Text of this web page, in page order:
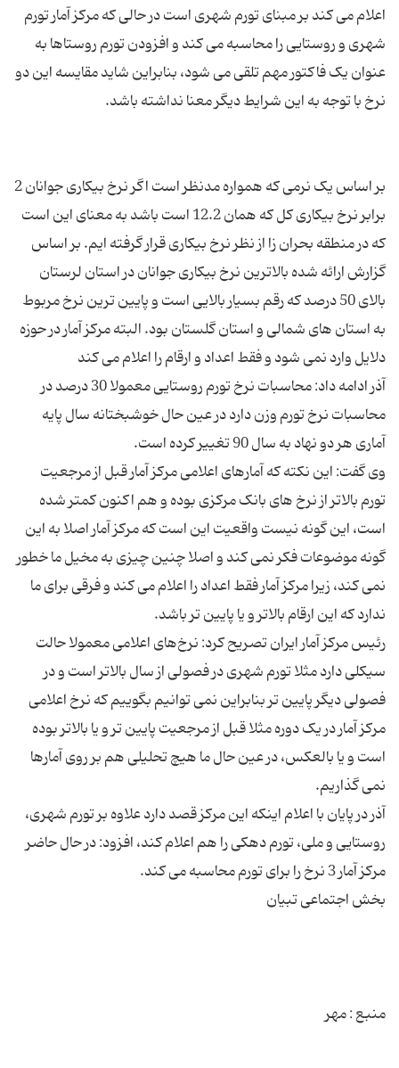
اعلام می کند بر مبنای تورم شهری است در حالی که مرکز آمار تورم
شهری و روستایی را محاسبه می کند و افزودن تورم روستاها به
عنوان یک فاکتور مهم تلقی می شود، بنابراین شاید مقایسه این دو
بر اساس یک نرمی که همواره مدنظر است اگر نرخ بیکاری جوانان 2
برابر نرخ بیکاری کل که همان 12.2 است باشد به معنای این است
که در منطقه بحران زا از نظر نرخ بیکاری قرار گرفته ایم. بر اساس
گزارش ارائه شده بالاترین نرخ بیکاری جوانان در استان لرستان
بالای 50 درصد که رقم بسیار بالایی است و پایین ترین نرخ مربوط
به استان های شمالی و استان گلستان بود. البته مرکز آمار در حوزه
آذر ادامه داد: محاسبات نرخ تورم روستایی معمولا 30 درصد در
محاسبات نرخ تورم وزن دارد در عین حال خوشبختانه سال پایه
وی گفت: این نکته که آمارهای اعلامی مرکز آمار قبل از مرجعیت
تورم بالاتر از نرخ های بانک مرکزی بوده و هم اکنون کمتر شده
است، این گونه نیست واقعیت این است که مرکز آمار اصلا به این
گونه موضوعات فکر نمی کند و اصلا چنین چیزی به مخیل ما خطور
نمی کند، زیرا مرکز آمار فقط اعداد را اعلام می کند و فرقی برای ما
رئیس مرکز آمار ایران تصریح کرد: نرخ‌های اعلامی معمولا حالت
سیکلی دارد مثلا تورم شهری در فصولی از سال بالاتر است و در
فصولی دیگر پایین تر بنابراین نمی توانیم بگوییم که نرخ اعلامی
مرکز آمار در یک دوره مثلا قبل از مرجعیت پایین تر و یا بالاتر بوده
است و یا بالعکس، در عین حال ما هیچ تحلیلی هم بر روی آمارها
آذر در پایان با اعلام اینکه این مرکز قصد دارد علاوه بر تورم شهری،
روستایی و ملی، تورم دهکی را هم اعلام کند، افزود: در حال حاضر
منبع : مهر